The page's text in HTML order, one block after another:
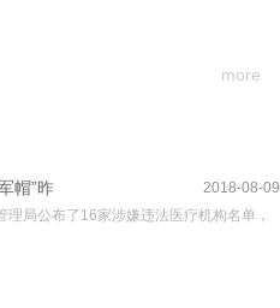
more
2018-08-09
帽”昨
理局公布了16家涉嫌违法医疗机构名单，